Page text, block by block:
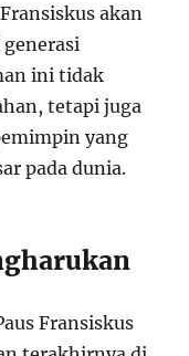
akan
ini tidak
tetapi juga
yang
pada dunia.
Fransiskus